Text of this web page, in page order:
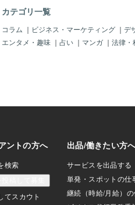
れらは“逃げ”ではありません。自分の特
性に合わせて「環境調整」しているだけ
です。心理学でも、“負荷を低くするこ
と”は重要なセルフケアとされています。
刺激を減らせば、能力は自然と発揮され
帰るこうした小さな境界線が、「自分ら
しさ」を守り、人間関係の疲れを大幅に
減らします。境界線を引くことは冷たい
ことではなく、“自分と相手を大切
カテゴリ一覧
コラム ｜ ビジネス・マーケティング ｜ デ
エンタメ・趣味 ｜ 占い ｜ マンガ ｜ 法律・